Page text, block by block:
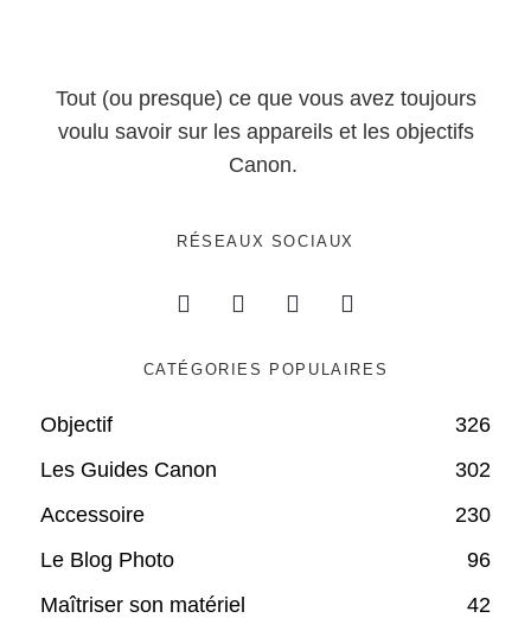
Tout (ou presque) ce que vous avez toujours
voulu savoir sur les appareils et les objectifs
Canon.
RÉSEAUX SOCIAUX
CATÉGORIES POPULAIRES
Objectif
326
Les Guides Canon
302
Accessoire
230
Le Blog Photo
96
Maîtriser son matériel
42